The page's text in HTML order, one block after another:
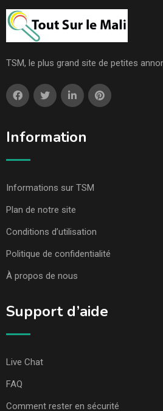
TSM, le plus grand site de petites
Information
Informations sur TSM
Plan de notre site
Conditions d’utilisation
Politique de confidentialité
À propos de nous
Support d’aide
Live Chat
FAQ
Comment rester en sécurité